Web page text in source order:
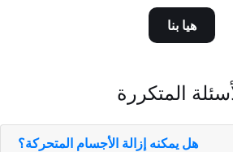
هيا بنا
المتكررة
هل يمكنه إزالة الأجسام المتحركة؟